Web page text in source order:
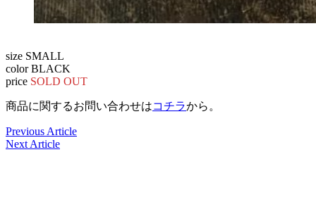
size SMALL
color BLACK
price SOLD OUT
商品に関するお問い合わせはコチラから。
Previous Article
Next Article